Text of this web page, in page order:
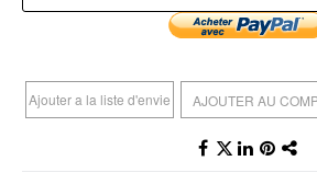
Ajouter a la liste d'envie AJOUTER AU